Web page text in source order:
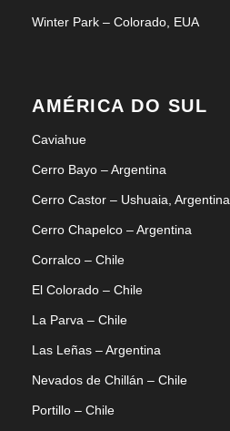
Winter Park – Colorado, EUA
AMÉRICA DO SUL
Caviahue
Cerro Bayo – Argentina
Cerro Castor – Ushuaia, Argentina
Cerro Chapelco – Argentina
Corralco – Chile
El Colorado – Chile
La Parva – Chile
Las Leñas – Argentina
Nevados de Chillán – Chile
Portillo – Chile